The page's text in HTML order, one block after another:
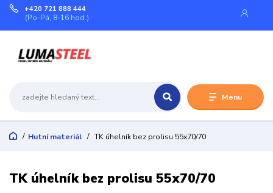
Menu
+420 721 888 444
(Po-Pá, 8-16 hod.)
Hutní materiál TK úhelník bez prolisu 55x70/70
TK úhelník bez prolisu 55x70/70